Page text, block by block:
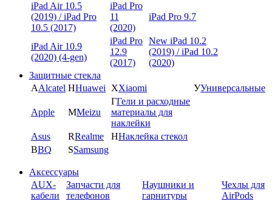
iPad Air 10.5
(2019) / iPad Pro
10.5 (2017)
iPad Pro
11
(2020)
iPad Pro 9.7
iPad Air 10.9
(2020) (4-gen)
iPad Pro
12.9
(2017)
New iPad 10.2
(2019) / iPad 10.2
(2020)
Защитные стекла
AAlcatel HHuawei XXiaomi УУниверсальные
Apple MMeizu
ГГели и расходные
материалы для
наклейки
Asus
RRealme ННаклейка стекол
BBQ SSamsung
Аксессуары
AUX-
кабели
Запчасти для
телефонов
Наушники и
гарнитуры
Чехлы для
AirPods